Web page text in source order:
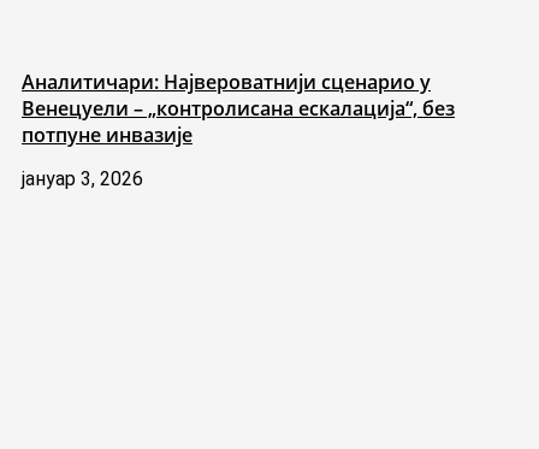
Аналитичари: Највероватнији сценарио у
Венецуели – „контролисана ескалација“, без
потпуне инвазије
јануар 3, 2026